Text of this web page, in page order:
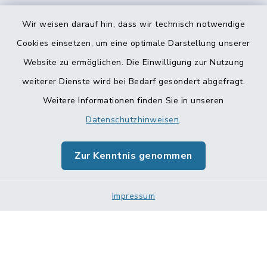
Wir weisen darauf hin, dass wir technisch notwendige
Cookies einsetzen, um eine optimale Darstellung unserer
Website zu ermöglichen. Die Einwilligung zur Nutzung
weiterer Dienste wird bei Bedarf gesondert abgefragt.
Weitere Informationen finden Sie in unseren
Datenschutzhinweisen.
Zur Kenntnis genommen
Impressum
Barrierefreiheit
Impressum
Sitemap